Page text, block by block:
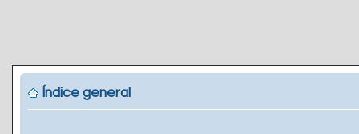
Índice general